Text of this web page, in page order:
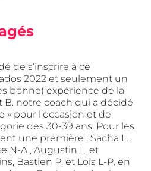
de s’inscrire à ce
2022 et seulement un
bonne) expérience de la
notre coach qui a décidé
» pour l’occasion et de
des 30-39 ans. Pour les
une première : Sacha L.
N-A., Augustin L. et
Bastien P. et Loïs L-P. en